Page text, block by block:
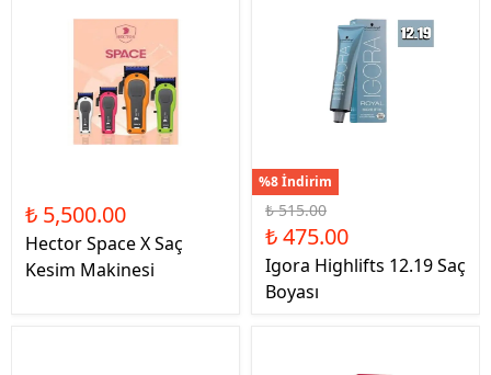
₺ 5,500.00
Hector Space X Saç
Kesim Makinesi
%8 İndirim
₺ 515.00
₺ 475.00
Igora Highlifts 12.19 Saç
Boyası